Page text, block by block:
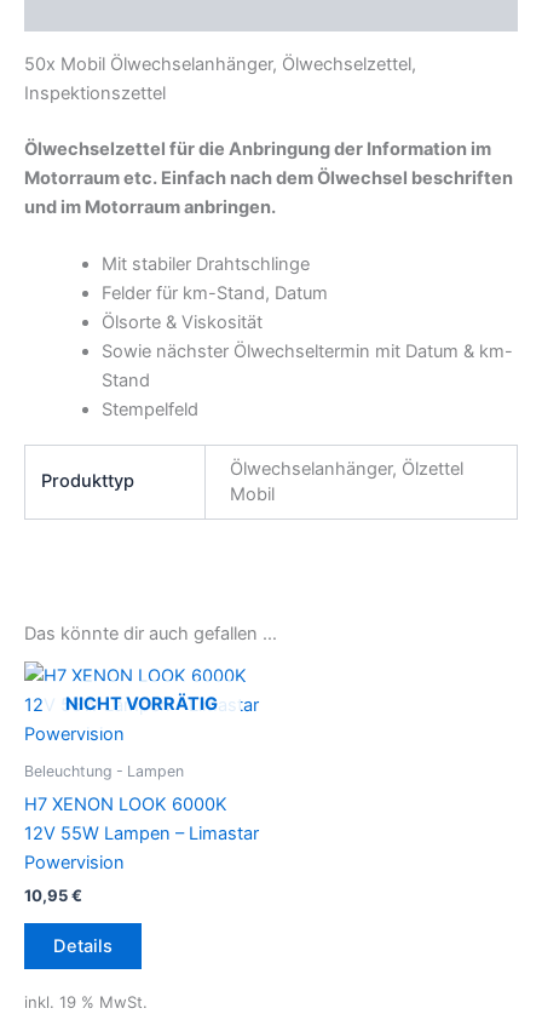
50x Mobil Ölwechselanhänger, Ölwechselzettel,
Inspektionszettel
Ölwechselzettel für die Anbringung der Information im
Motorraum etc. Einfach nach dem Ölwechsel beschriften
und im Motorraum anbringen.
Mit stabiler Drahtschlinge
Felder für km-Stand, Datum
Ölsorte & Viskosität
Sowie nächster Ölwechseltermin mit Datum & km-
Stand
Stempelfeld
Produkttyp
Ölwechselanhänger, Ölzettel
Mobil
Das könnte dir auch gefallen …
NICHT VORRÄTIG
Beleuchtung - Lampen
H7 XENON LOOK 6000K
12V 55W Lampen – Limastar
Powervision
10,95€
Details
inkl. 19 % MwSt.